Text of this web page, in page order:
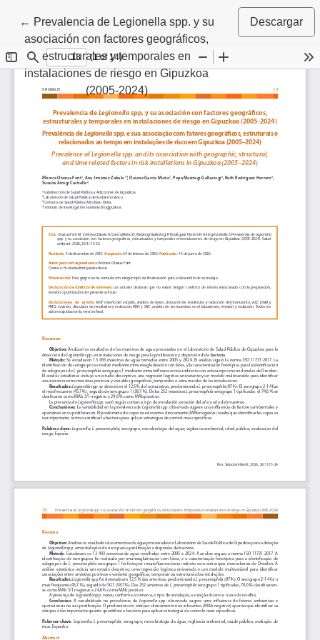
← Volver a los detalles del artículo
Prevalencia de Legionella spp. y su
asociación con factores geográficos,
estructurales y temporales en
instalaciones de riesgo en Gipuzkoa
(2005-2024)
Descargar